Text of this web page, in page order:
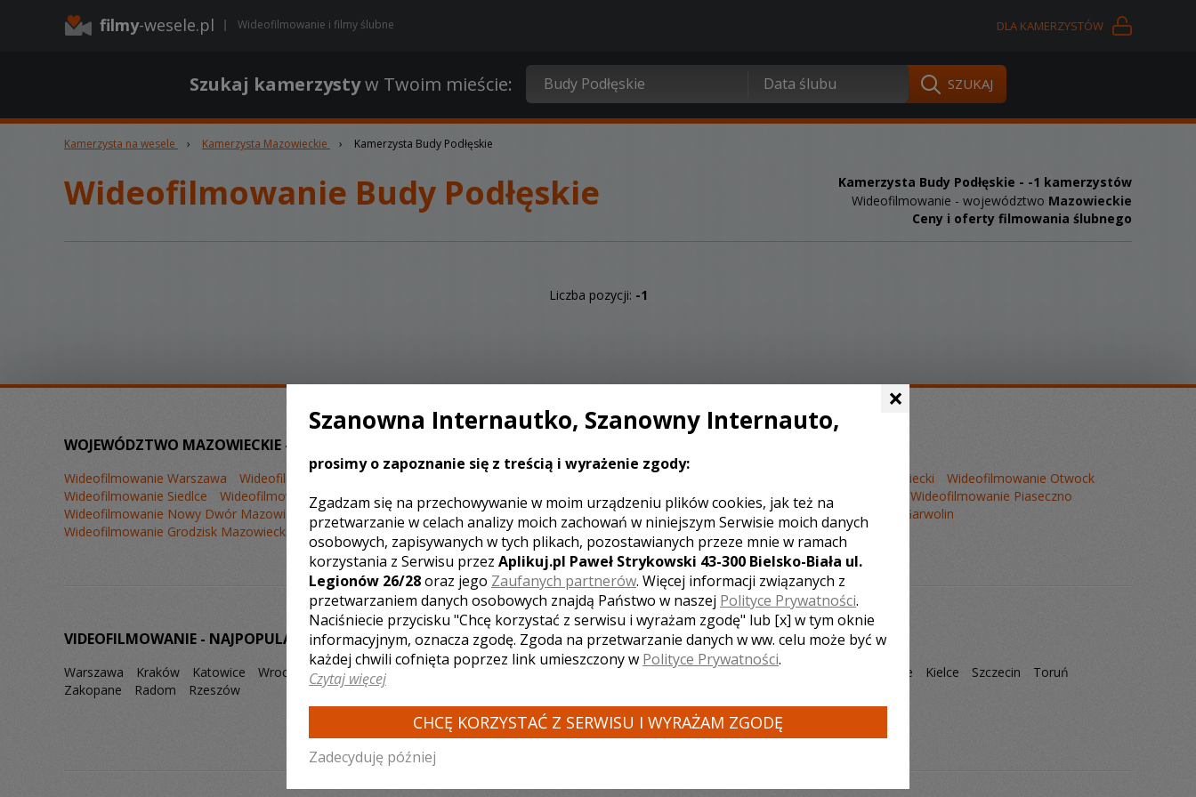
filmy-wesele.pl Wideofilmowanie i filmy ślubne DLA KAMERZYSTÓW
Szukaj kamerzystyw Twoim mieście:
Kamerzysta na wesele › Kamerzysta Mazowieckie › Kamerzysta Budy Podłęskie
Wideofilmowanie Budy Podłęskie Kamerzysta Budy Podłęskie - -1 kamerzystów
Wideofilmowanie - województwo Mazowieckie
Ceny i oferty filmowania ślubnego
Liczba pozycji: -1
WOJEWÓDZTWO MAZOWIECKIE – ZOBACZ LISTĘ KAMERZYSTÓW Z INNYCH MIAST:
Wideofilmowanie Warszawa Wideofilmowanie Płock Wideofilmowanie Legionowo Wideofilmowanie Radom Wideofilmowanie Mińsk Mazowiecki
Wideofilmowanie Otwock
Wideofilmowanie Siedlce
Wideofilmowanie Sochaczew Wideofilmowanie Pruszków Wideofilmowanie Wołomin Wideofilmowanie Wyszków
Wideofilmowanie Piaseczno
Wideofilmowanie Nowy Dwór Mazowiecki
Wideofilmowanie Grójec Wideofilmowanie Ząbki Wideofilmowanie Ciechanów
Wideofilmowanie Garwolin
Wideofilmowanie Grodzisk Mazowiecki
Wideofilmowanie Płońsk Wideofilmowanie Góra Kalwaria
VIDEOFILMOWANIE - NAJPOPULARNIEJSZE MIASTA:
Warszawa Kraków Katowice Wrocław Poznań Łódź Gdańsk Bielsko-Biała Bydgoszcz Gdynia Gliwice Kielce Szczecin
Toruń
Zakopane
Radom Rzeszów
×
Szanowna Internautko, Szanowny Internauto,
prosimy o zapoznanie się z treścią i wyrażenie zgody:
Zgadzam się na przechowywanie w moim urządzeniu plików cookies, jak też na
przetwarzanie w celach analizy moich zachowań w niniejszym Serwisie moich danych
osobowych, zapisywanych w tych plikach, pozostawianych przeze mnie w ramach
korzystania z Serwisu przez Aplikuj.pl Paweł Strykowski 43-300 Bielsko-Biała ul.
Legionów 26/28oraz jego Zaufanych partnerów. Więcej informacji związanych z
przetwarzaniem danych osobowych znajdą Państwo w naszej Polityce Prywatności.
Naciśniecie przycisku "Chcę korzystać z serwisu i wyrażam zgodę" lub [x] w tym oknie
informacyjnym, oznacza zgodę. Zgoda na przetwarzanie danych w ww. celu może być w
każdej chwili cofnięta poprzez link umieszczony w Polityce Prywatności.
Czytaj więcej
CHCĘ KORZYSTAĆ Z SERWISU I WYRAŻAM ZGODĘ
Zadecyduję później